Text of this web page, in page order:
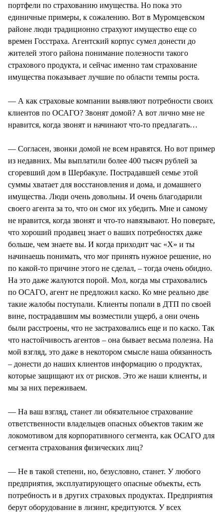
портфели по страхованию имущества. Но пока это
единичные примеры, к сожалению. Вот в Муромцевском
районе люди традиционно страхуют имущество еще со
времен Госстраха. Агентский корпус сумел донести до
жителей этого района понимание полезности такого
страхового продукта, и сейчас именно там страхование
имущества показывает лучшие по области темпы роста.
— А как страховые компании выявляют потребности своих
клиентов по ОСАГО? Звонят домой? А вот лично мне не
нравится, когда звонят и начинают что-то предлагать…
— Согласен, звонки домой не всем нравятся. Но вот пример
из недавних. Мы выплатили более 400 тысяч рублей за
сгоревший дом в Шербакуле. Пострадавшей семье этой
суммы хватает для восстановления и дома, и домашнего
имущества. Люди очень довольны. И очень благодарили
своего агента за то, что он смог их убедить. Мне и самому
не нравится, когда звонят и что-то навязывают. Но поверьте,
что хороший продавец знает о ваших потребностях даже
больше, чем знаете вы. И когда приходит час «Х» и ты
начинаешь понимать, что мог принять нужное решение, но
по какой-то причине этого не сделал, – тогда очень обидно.
На это даже жалуются порой. Мол, когда мы страховались
по ОСАГО, агент не предложил каско. Ко мне реально две
такие жалобы поступали. Клиенты попали в ДТП по своей
вине, пострадавшим мы возместили ущерб, а они очень
были расстроены, что не застраховались еще и по каско. Так
что настойчивость агентов – она бывает весьма полезна. На
мой взгляд, это даже в некотором смысле наша обязанность
– донести до наших клиентов информацию о продуктах,
которые защищают их от рисков. Это же наши клиенты, и
мы за них переживаем.
— На ваш взгляд, станет ли обязательное страхование
ответственности владельцев опасных объектов таким же
локомотивом для корпоративного сегмента, как ОСАГО для
сегмента страхования физических лиц?
— Не в такой степени, но, безусловно, станет. У любого
предприятия, эксплуатирующего опасные объекты, есть
потребность и в других страховых продуктах. Предприятия
берут оборудование в лизинг, кредитуются. У всех